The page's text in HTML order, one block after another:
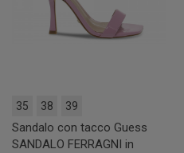
35 38 39
Sandalo con tacco Guess
SANDALO FERRAGNI in